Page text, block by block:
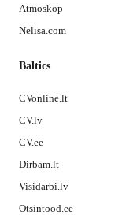
Atmoskop
Nelisa.com
Baltics
CVonline.lt
CV.lv
CV.ee
Dirbam.lt
Visidarbi.lv
Otsintood.ee